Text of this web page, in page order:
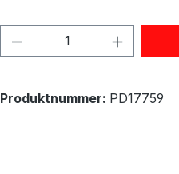
Produkt Anzahl:
Produktnummer: PD17759